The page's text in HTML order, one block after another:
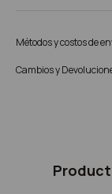
Métodos y costos de
Cambios y